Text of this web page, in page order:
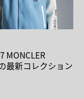
MONCLER
最新コレクション